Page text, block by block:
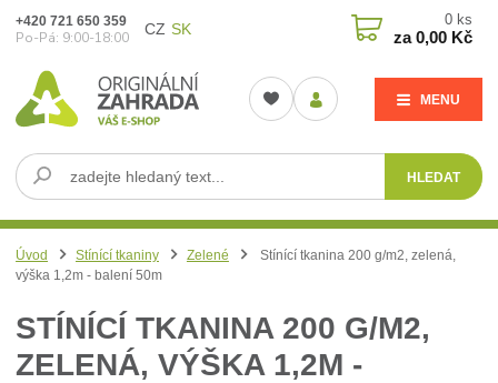
CZ SK
MENU
HLEDAT
+420 721 650 359
Po-Pá: 9:00-18:00
0 ks
za0,00 Kč
Úvod Stínící tkaniny Zelené
Stínící tkanina 200 g/m2, zelená,
výška 1,2m - balení 50m
STÍNÍCÍ TKANINA 200 G/M2,
ZELENÁ, VÝŠKA 1,2M -